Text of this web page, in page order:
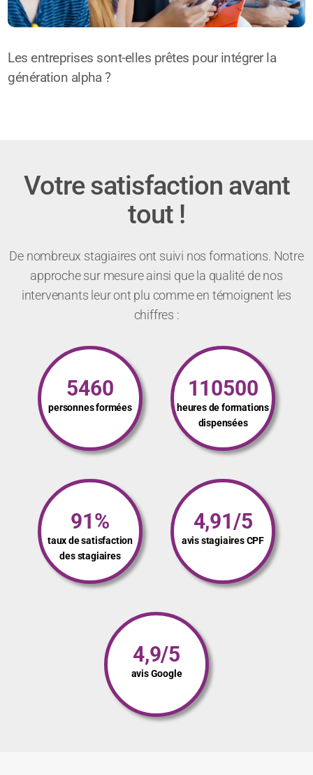
Les entreprises sont-elles prêtes pour intégrer la
génération alpha ?
Votre satisfaction avant
tout !
De nombreux stagiaires ont suivi nos formations. Notre
approche sur mesure ainsi que la qualité de nos
intervenants leur ont plu comme en témoignent les
chiffres :
5460
personnes formées
110500
heures de formations
dispensées
91%
taux de satisfaction
des stagiaires
4,91/5
avis stagiaires CPF
4,9/5
avis Google